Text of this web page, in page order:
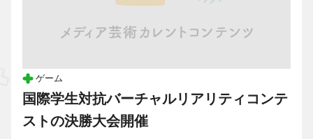
ゲーム
国際学生対抗バーチャルリアリティコンテ
ストの決勝大会開催